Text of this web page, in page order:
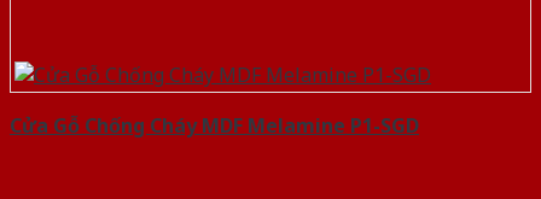
Cửa Gỗ Chống Cháy MDF Melamine P1-SGD